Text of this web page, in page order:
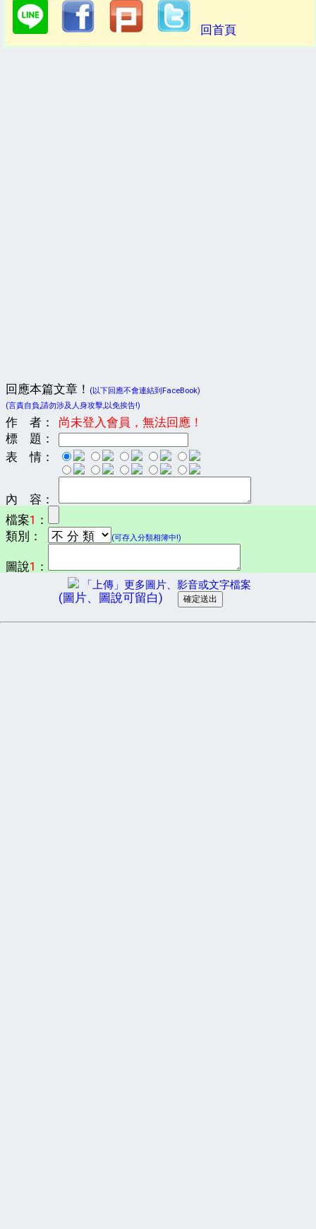
回首頁
回應本篇文章！
(以下回應不會連結到FaceBook)
(言責自負,請勿涉及人身攻擊,以免挨告!)
作 者：
尚未登入會員，無法回應！
標 題：
表 情：
內 容：
檔案1 ：
類別：
(可存入分類相簿中!)
圖說1 ：
「上傳」更多圖片、影音或文字檔案
(圖片、圖說可留白)